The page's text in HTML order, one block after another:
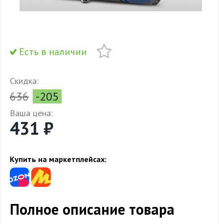
Есть в наличии
Скидка:
636 -205
Ваша цена:
431 ₽
Купить на маркетплейсах:
Полное описание товара